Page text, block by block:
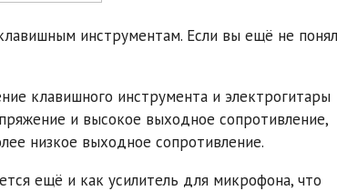
инструментам. Если вы ещё не
клавишного инструмента и электрогитары
и высокое выходное сопротивление,
низкое выходное сопротивление.
ещё и как усилитель для микрофона, что